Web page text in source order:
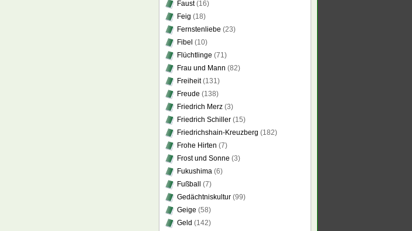
Faust(16)
Feig (18)
Fernstenliebe (23)
Fibel (10)
Flüchtlinge (71)
Frau und Mann (82)
Freiheit(131)
Freude (138)
Friedrich Merz (3)
Friedrich Schiller (15)
Friedrichshain-Kreuzberg (182)
Frohe Hirten (7)
Frost und Sonne (3)
Fukushima (6)
Fußball
(7)
Gedächtniskultur (99)
Geige (58)
Geld (142)